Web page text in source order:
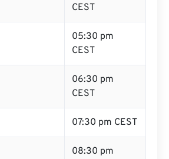
CEST
05:30 pm
CEST
06:30 pm
CEST
07:30 pm CEST
08:30 pm